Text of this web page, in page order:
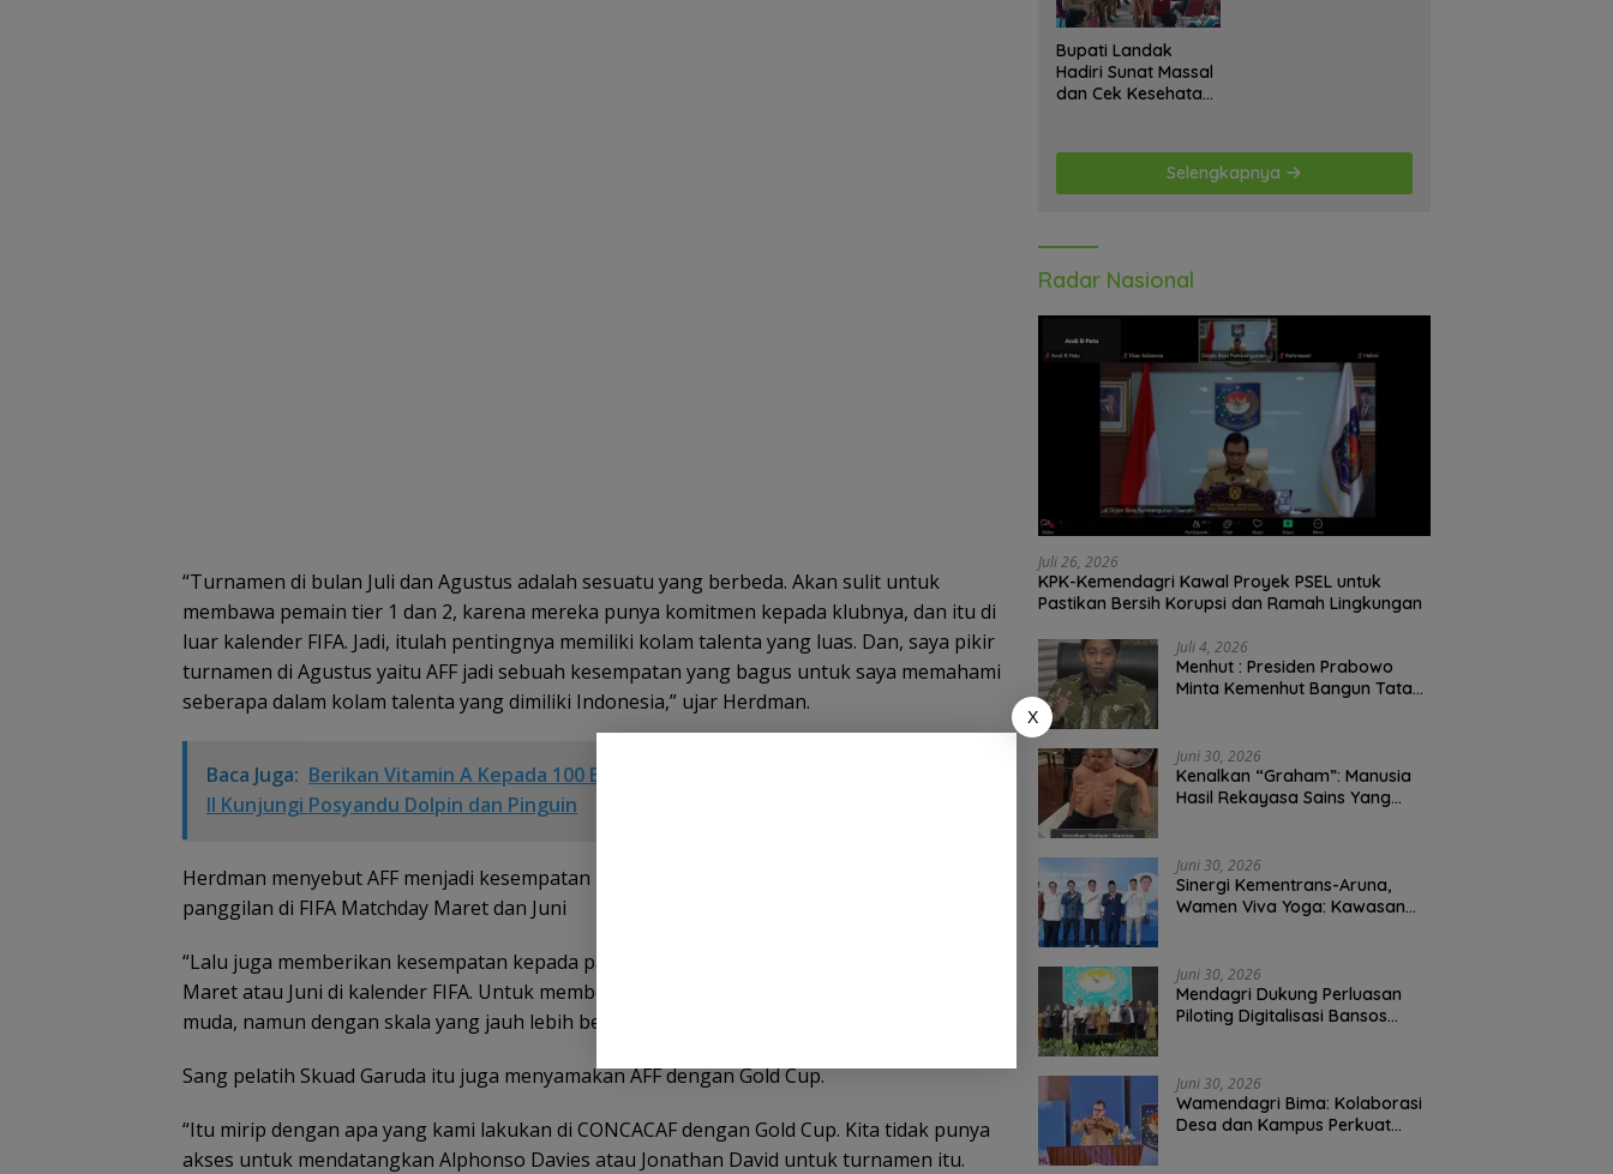
“Turnamen di bulan Juli dan Agustus adalah sesuatu yang berbeda. Akan sulit untuk
membawa pemain tier 1 dan 2, karena mereka punya komitmen kepada klubnya, dan itu di
luar kalender FIFA. Jadi, itulah pentingnya memiliki kolam talenta yang luas. Dan, saya pikir
turnamen di Agustus yaitu AFF jadi sebuah kesempatan yang bagus untuk saya memahami
seberapa dalam kolam talenta yang dimiliki Indonesia,” ujar Herdman.
Baca Juga: Berikan Vitamin A Kepada 100 Balita, Ketua Daerah Jalasenastri Armada
II Kunjungi Posyandu Dolpin dan Pinguin
Herdman menyebut AFF menjadi kesempatan untuk pemain yang tidak mendapat
panggilan di FIFA Matchday Maret dan Juni
“Lalu juga memberikan kesempatan kepada para pemain yang tidak mendapatkannya saat
Maret atau Juni di kalender FIFA. Untuk memberikan kesempatan kepada para pemain
muda, namun dengan skala yang jauh lebih besar,” tambah Herdman.
Sang pelatih Skuad Garuda itu juga menyamakan AFF dengan Gold Cup.
“Itu mirip dengan apa yang kami lakukan di CONCACAF dengan Gold Cup. Kita tidak punya
akses untuk mendatangkan Alphonso Davies atau Jonathan David untuk turnamen itu.
Bupati Landak
Hadiri Sunat Massal
dan Cek Kesehatan
Kegiatan
Selengkapnya
Radar Nasional
Juli 26, 2026
KPK-Kemendagri Kawal Proyek PSEL untuk
Pastikan Bersih Korupsi dan Ramah Lingkungan
Juli 4, 2026
Menhut : Presiden Prabowo
Minta Kemenhut Bangun Tata
Juni 30, 2026
Kenalkan “Graham”: Manusia
Hasil Rekayasa Sains Yang
Juni 30, 2026
Sinergi Kementrans-Aruna,
Wamen Viva Yoga: Kawasan
Juni 30, 2026
Mendagri Dukung Perluasan
Piloting Digitalisasi Bansos
Juni 30, 2026
Wamendagri Bima: Kolaborasi
Desa dan Kampus Perkuat
X